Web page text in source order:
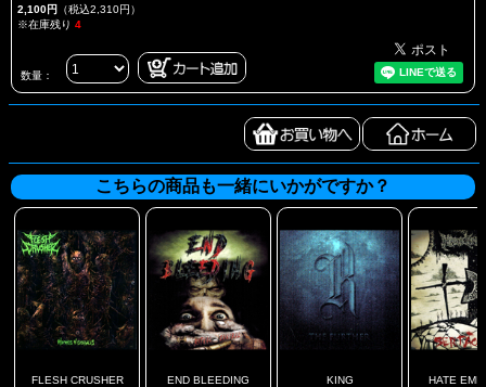
2,100円 （税込2,310円）
※在庫残り 4
数量：
こちらの商品も一緒にいかがですか？
FLESH CRUSHER
END BLEEDING
KING
HATE